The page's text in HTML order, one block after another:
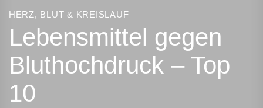
HERZ, BLUT & KREISLAUF
Lebensmittel gegen
Bluthochdruck – Top
10